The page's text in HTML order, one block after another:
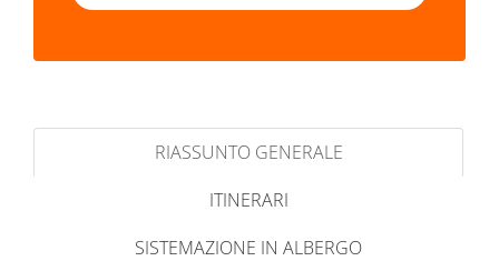
RIASSUNTO GENERALE
ITINERARI
SISTEMAZIONE IN ALBERGO